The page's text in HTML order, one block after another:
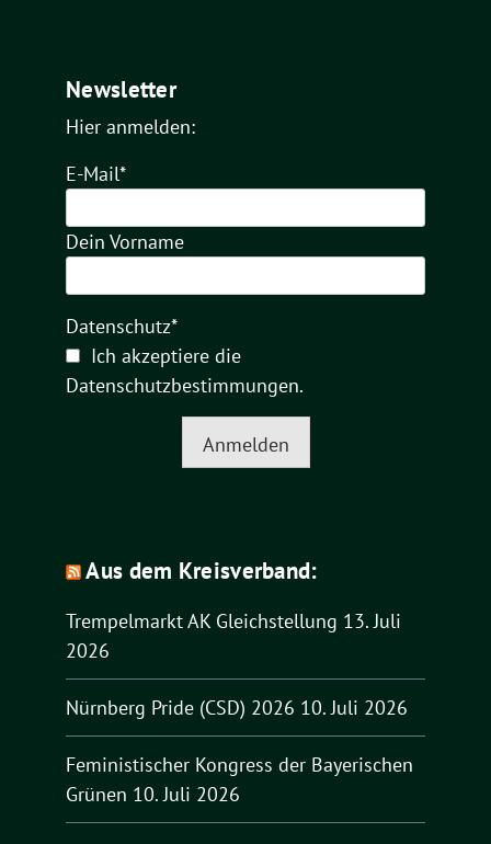
Newsletter
Hier anmelden:
E-Mail*
Dein Vorname
Datenschutz*
Ich akzeptiere die
Datenschutzbestimmungen.
Anmelden
Aus dem Kreisverband:
Trempelmarkt AK Gleichstellung 13. Juli
2026
Nürnberg Pride (CSD) 2026 10. Juli 2026
Feministischer Kongress der Bayerischen
Grünen 10. Juli 2026